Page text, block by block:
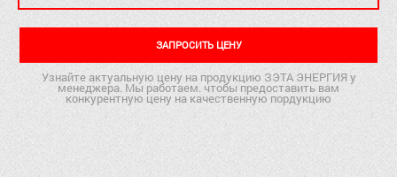
ЗАПРОСИТЬ ЦЕНУ
Узнайте актуальную цену на продукцию ЗЭТА ЭНЕРГИЯ у
менеджера. Мы работаем. чтобы предоставить вам
конкурентную цену на качественную пордукцию